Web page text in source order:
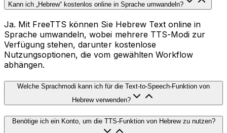
Kann ich „Hebrew“ kostenlos online in Sprache umwandeln?
Ja. Mit FreeTTS können Sie Hebrew Text online in
Sprache umwandeln, wobei mehrere TTS-Modi zur
Verfügung stehen, darunter kostenlose
Nutzungsoptionen, die vom gewählten Workflow
abhängen.
Welche Sprachmodi kann ich für die Text-to-Speech-Funktion von
Hebrew verwenden?
Benötige ich ein Konto, um die TTS-Funktion von Hebrew zu nutzen?